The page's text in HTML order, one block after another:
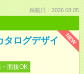
掲載日：2026.08.05
NEW
ログデザイ
面接OK